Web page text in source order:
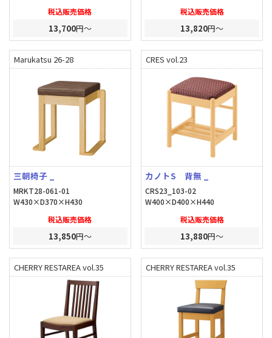
税込販売価格
13,700円～
税込販売価格
13,820円～
Marukatsu 26-28
三朝椅子 _
MRKT28-061-01
W430×D370×H430
税込販売価格
13,850円～
CRES vol.23
カノトS 背無 _
CRS23_103-02
W400×D400×H440
税込販売価格
13,880円～
CHERRY RESTAREA vol.35 CHERRY RESTAREA vol.35